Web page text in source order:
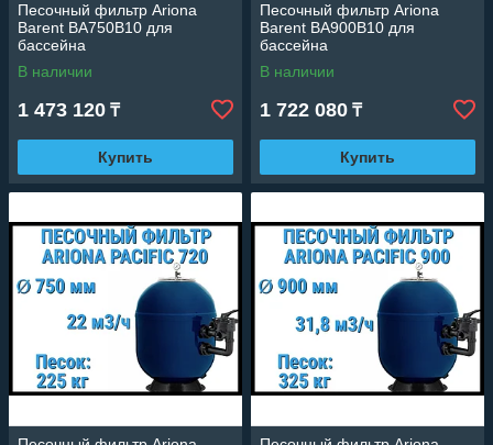
Песочный фильтр Ariona
Barent BA750B10 для
бассейна
(Производительность 13,8
м3/ч, песок 575 кг., 2")
В наличии
1 473 120 ₸
Купить
Песочный фильтр Ariona
Barent BA900B10 для
бассейна
(Производительность 19,9
м3/ч, песок 825 кг., 2")
В наличии
1 722 080 ₸
Купить